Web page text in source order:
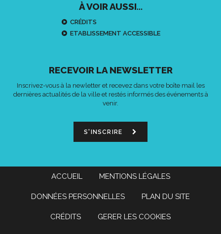
À VOIR AUSSI...
CRÉDITS
ETABLISSEMENT ACCESSIBLE
RECEVOIR LA NEWSLETTER
Inscrivez-vous à la newletter et recevez dans votre boîte mail les
dernières actualités de la ville et restés informés des événements à
venir.
S'INSCRIRE
ACCUEIL MENTIONS LÉGALES
DONNÉES PERSONNELLES PLAN DU SITE
CRÉDITS GERER LES COOKIES